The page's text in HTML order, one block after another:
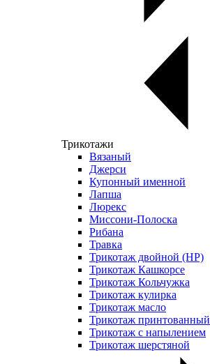
Трикотажи
Вязаный
Джерси
Купонный именной
Лапша
Люрекс
Миссони-Полоска
Рибана
Травка
Трикотаж двойной (НР)
Трикотаж Кашкорсе
Трикотаж Кольчужка
Трикотаж кулирка
Трикотаж масло
Трикотаж принтованный
Трикотаж с напылением
Трикотаж шерстяной